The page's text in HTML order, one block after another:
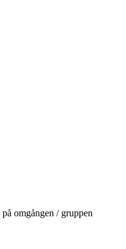
omgången / gruppen